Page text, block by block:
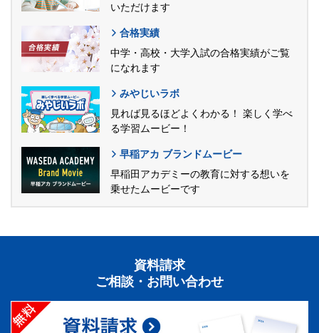
いただけます
合格実績
中学・高校・大学入試の合格実績がご覧
になれます
みやじいラボ
見れば見るほどよくわかる！ 楽しく学べ
る学習ムービー！
早稲アカ ブランドムービー
早稲田アカデミーの教育に対する想いを
乗せたムービーです
資料請求
ご相談・お問い合わせ